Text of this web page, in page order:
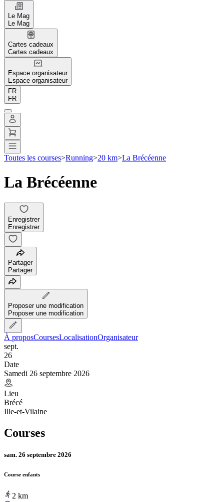
Le Mag
Le Mag
Cartes cadeaux
Cartes cadeaux
Espace organisateur
Espace organisateur
FR
FR
Toutes les courses>Running>20 km>La Brécéenne
La Brécéenne
Enregistrer
Enregistrer
Partager
Partager
Proposer une modification
Proposer une modification
À proposCoursesLocalisationOrganisateur
sept.
26
Date
Samedi 26 septembre 2026
Lieu
Brécé
Ille-et-Vilaine
Courses
sam. 26 septembre 2026
Course enfants
2 km